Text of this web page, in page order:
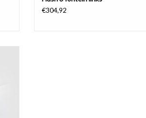
€304,92